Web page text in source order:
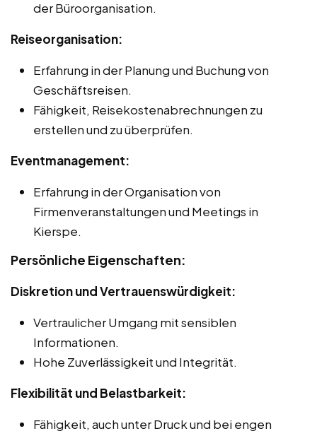
der Büroorganisation.
Reiseorganisation:
Erfahrung in der Planung und Buchung von
Geschäftsreisen.
Fähigkeit, Reisekostenabrechnungen zu
erstellen und zu überprüfen.
Eventmanagement:
Erfahrung in der Organisation von
Firmenveranstaltungen und Meetings in
Kierspe.
Persönliche Eigenschaften:
Diskretion und Vertrauenswürdigkeit:
Vertraulicher Umgang mit sensiblen
Informationen.
Hohe Zuverlässigkeit und Integrität.
Flexibilität und Belastbarkeit:
Fähigkeit, auch unter Druck und bei engen